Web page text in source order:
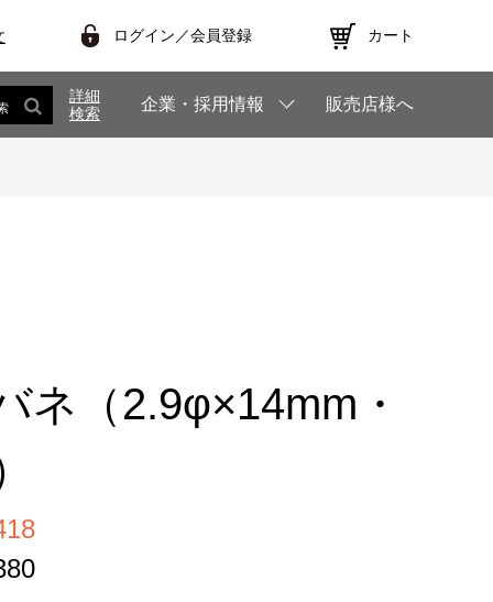
ログイン／会員登録 カート
詳細
検索
企業・採用情報 販売店様へ
ネ（2.9φ×14mm・